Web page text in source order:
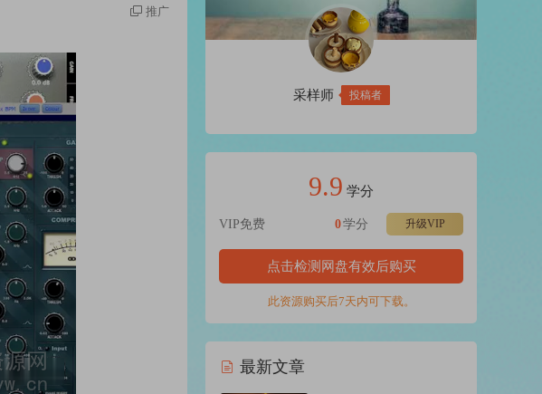
推广
采样师 投稿者
9.9 学分
VIP免费 升级VIP
0学分
点击检测网盘有效后购买
此资源购买后7天内可下载。
最新文章